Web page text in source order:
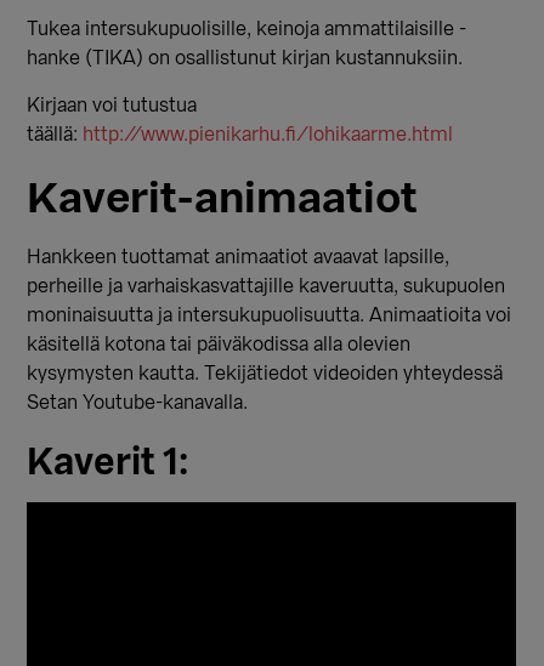
Tukea intersukupuolisille, keinoja ammattilaisille -
hanke (TIKA) on osallistunut kirjan kustannuksiin.
Kirjaan voi tutustua
täällä: http://www.pienikarhu.fi/lohikaarme.html
Kaverit-animaatiot
Hankkeen tuottamat animaatiot avaavat lapsille,
perheille ja varhaiskasvattajille kaveruutta, sukupuolen
moninaisuutta ja intersukupuolisuutta. Animaatioita voi
käsitellä kotona tai päiväkodissa alla olevien
kysymysten kautta. Tekijätiedot videoiden yhteydessä
Setan Youtube-kanavalla.
Kaverit 1: